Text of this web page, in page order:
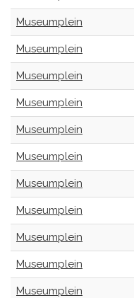
Museumplein
Museumplein
Museumplein
Museumplein
Museumplein
Museumplein
Museumplein
Museumplein
Museumplein
Museumplein
Museumplein